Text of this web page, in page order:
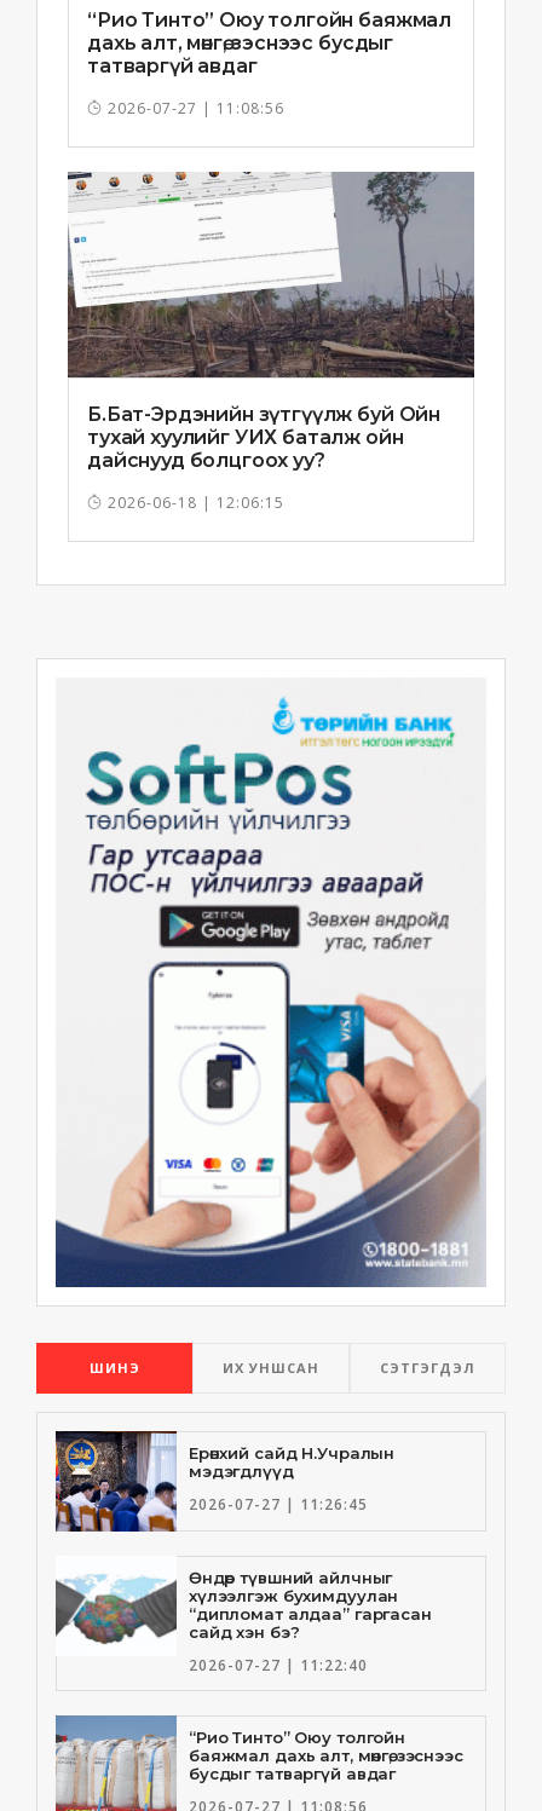
“Рио Тинто” Оюу толгойн баяжмал
дахь алт, мөнгө, зэснээс бусдыг
татваргүй авдаг
2026-07-27 | 11:08:56
Б.Бат-Эрдэнийн зүтгүүлж буй Ойн
тухай хуулийг УИХ баталж ойн
дайснууд болцгоох уу?
2026-06-18 | 12:06:15
ШИНЭ ИХ УНШСАН СЭТГЭГДЭЛ
Ерөнхий сайд Н.Учралын
мэдэгдлүүд
2026-07-27 | 11:26:45
Өндөр түвшний айлчныг
хүлээлгэж бухимдуулан
“дипломат алдаа” гаргасан
сайд хэн бэ?
2026-07-27 | 11:22:40
“Рио Тинто” Оюу толгойн
баяжмал дахь алт, мөнгө, зэснээс
бусдыг татваргүй авдаг
2026-07-27 | 11:08:56